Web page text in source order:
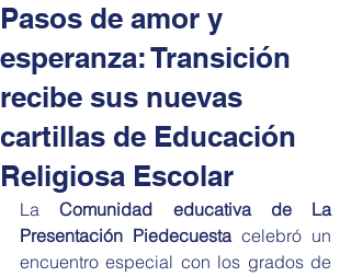
Pasos de amor y
esperanza: Transición
recibe sus nuevas
cartillas de Educación
Religiosa Escolar
La Comunidad educativa de La
Presentación Piedecuesta celebró un